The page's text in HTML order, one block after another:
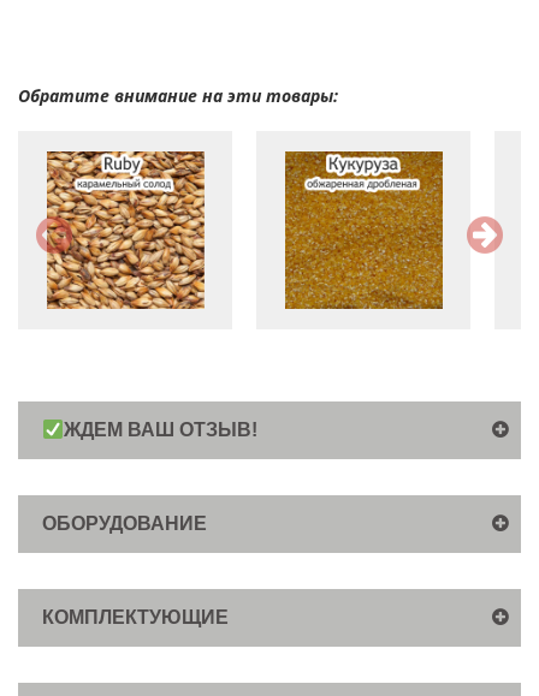
Обратите внимание на эти товары:
ЖДЕМ ВАШ ОТЗЫВ!
ОБОРУДОВАНИЕ
КОМПЛЕКТУЮЩИЕ